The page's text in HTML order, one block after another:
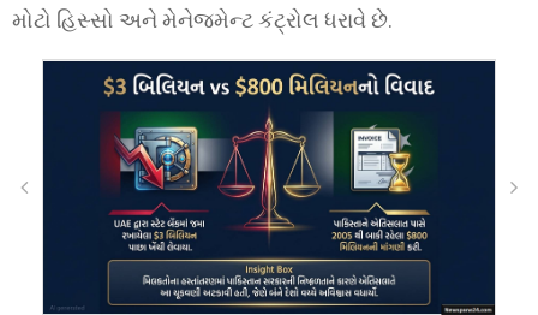
મોટો હિસ્સો અને મેનેજમેન્ટ કંટ્રોલ ધરાવે છે.